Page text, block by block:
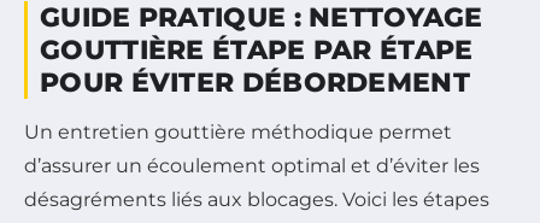
GUIDE PRATIQUE : NETTOYAGE
GOUTTIÈRE ÉTAPE PAR ÉTAPE
POUR ÉVITER DÉBORDEMENT
Un entretien gouttière méthodique permet
d’assurer un écoulement optimal et d’éviter les
désagréments liés aux blocages. Voici les étapes